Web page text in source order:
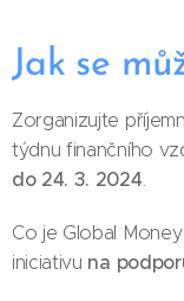
Jak se
Zorganizujte
týdnu finančního
do 24. 3. 2024.
Co je Global
iniciativu na